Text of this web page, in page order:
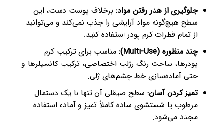
جلوگیری از هدر رفتن مواد: برخلاف پوست دست، این
سطح هیچ‌گونه مواد آرایشی را جذب نمی‌کند و می‌توانید
از تمام قطرات کرم پودر استفاده کنید.
چند منظوره (Multi-Use):
مناسب برای ترکیب کرم
پودرها، ساخت رنگ رژلب اختصاصی، ترکیب کانسیلرها و
حتی آماده‌سازی خط چشم‌های ژلی.
تمیز کردن آسان: سطح صیقلی آن تنها با یک دستمال
مرطوب یا شستشوی ساده کاملاً تمیز و آماده استفاده
مجدد می‌شود.